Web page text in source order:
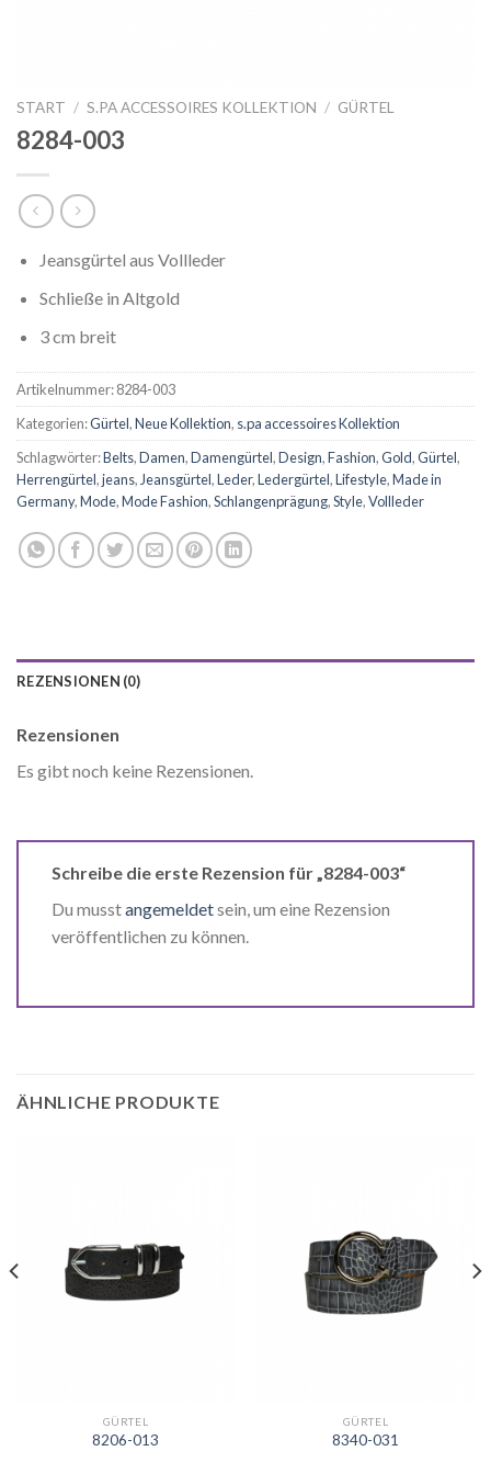
START / S.PA ACCESSOIRES KOLLEKTION / GÜRTEL
8284-003
Jeansgürtel aus Vollleder
Schließe in Altgold
3 cm breit
Artikelnummer:8284-003
Kategorien:Gürtel,Neue Kollektion, s.pa accessoires Kollektion
Schlagwörter:Belts,Damen,Damengürtel,Design,Fashion,Gold,Gürtel,
Herrengürtel,jeans,Jeansgürtel,Leder,Ledergürtel,Lifestyle,Made in
Germany,Mode,Mode Fashion,Schlangenprägung,Style,Vollleder
REZENSIONEN (0)
Rezensionen
Es gibt noch keine Rezensionen.
Schreibe die erste Rezension für „8284-003“
Du musstangemeldetsein, um eine Rezension
veröffentlichen zu können.
ÄHNLICHE PRODUKTE
GÜRTEL
8206-013
GÜRTEL
8340-031